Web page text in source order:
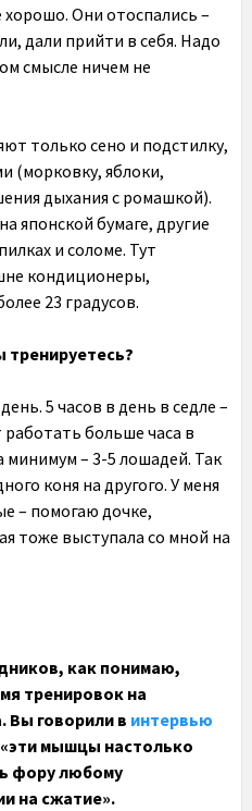
Они отоспались –
дали прийти в себя. Надо
смысле ничем не
только сено и подстилку,
(морковку, яблоки,
дыхания с ромашкой).
японской бумаге, другие
и соломе. Тут
кондиционеры,
23 градусов.
тренируетесь?
5 часов в день в седле –
больше часа в
минимум – 3-5 лошадей. Так
коня на другого. У меня
– помогаю дочке,
тоже выступала со мной на
как понимаю,
тренировок на
Вы говорили в интервью
«эти мышцы настолько
фору любому
на сжатие».